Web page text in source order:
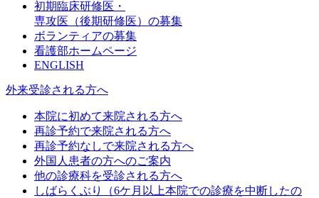
初期臨床研修医・
専攻医（後期研修医）の募集
ボランティアの募集
看護部ホームページ
ENGLISH
外来受診される方へ
本院に初めて来院される方へ
再診予約で来院される方へ
再診予約なしで来院される方へ
外国人患者の方へのご案内
他の診療科を受診される方へ
しばらくぶり（6ケ月以上本院での診療を中断したの